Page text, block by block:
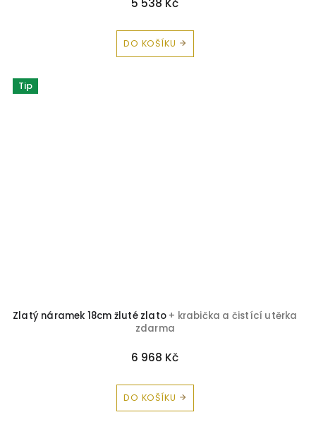
5 538 Kč
DO KOŠÍKU
Tip
Zlatý náramek 18cm žluté zlato + krabička a čistící utěrka
zdarma
6 968 Kč
DO KOŠÍKU